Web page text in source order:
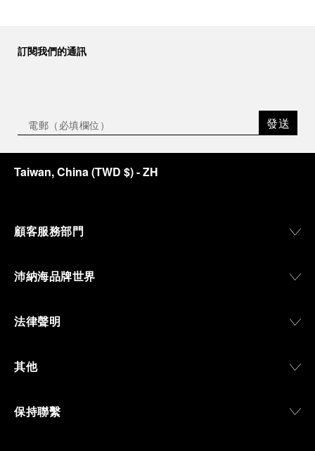
訂閱我們的通訊
發送
Taiwan, China(TWD $)- ZH
顧客服務部門
沛納海品牌世界
法律聲明
其他
保持聯繫